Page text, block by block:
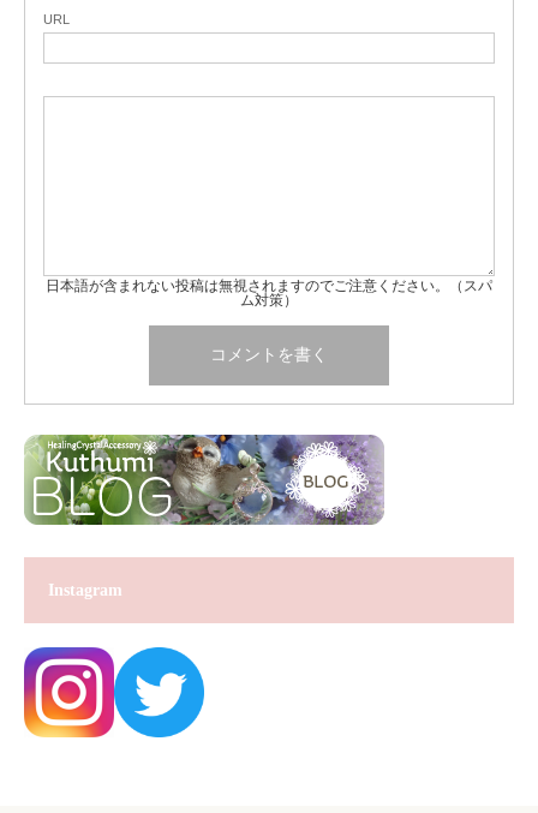
URL
日本語が含まれない投稿は無視されますのでご注意ください。（スパ
ム対策）
Instagram